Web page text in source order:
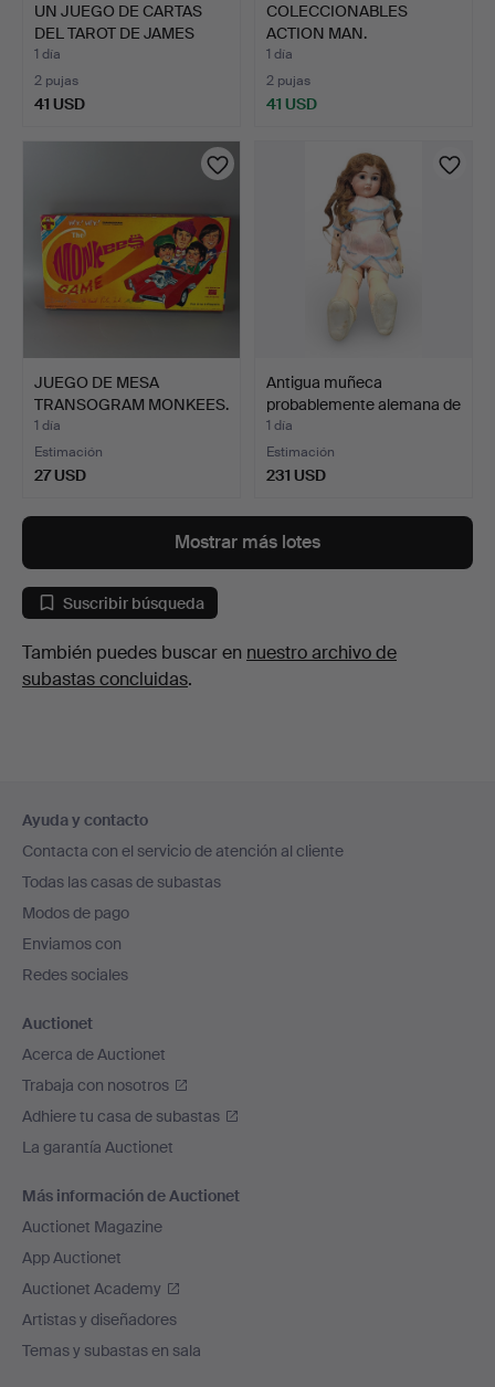
UN JUEGO DE CARTAS
DEL TAROT DE JAMES
BOND…
1 día
2 pujas
41 USD
COLECCIONABLES
ACTION MAN.
1 día
2 pujas
41 USD
JUEGO DE MESA
TRANSOGRAM MONKEES.
1 día
Estimación
27 USD
Antigua muñeca
probablemente alemana de
Ar…
1 día
Estimación
231 USD
Mostrar más lotes
Suscribir búsqueda
También puedes buscar en nuestro archivo de
subastas concluidas.
en
el
pie
de
página
Ayuda y contacto
Contacta con el servicio de atención al cliente
Todas las casas de subastas
Modos de pago
Enviamos con
Redes sociales
Auctionet
Acerca de Auctionet
Trabaja con nosotros
Adhiere tu casa de subastas
La garantía Auctionet
Más información de Auctionet
Auctionet Magazine
App Auctionet
Auctionet Academy
Artistas y diseñadores
Temas y subastas en sala